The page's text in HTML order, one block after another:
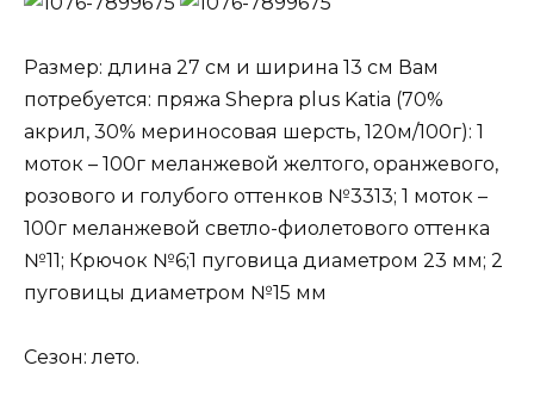
Размер: длина 27 см и ширина 13 см Вам
потребуется: пряжа Shepra plus Katia (70%
акрил, 30% мериносовая шерсть, 120м/100г): 1
моток – 100г меланжевой желтого, оранжевого,
розового и голубого оттенков №3313; 1 моток –
100г меланжевой светло-фиолетового оттенка
№11; Крючок №6;1 пуговица диаметром 23 мм; 2
пуговицы диаметром №15 мм
Сезон: лето.